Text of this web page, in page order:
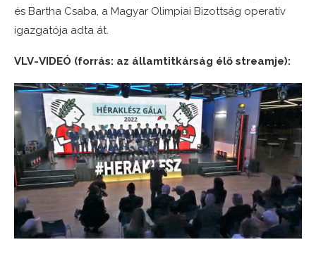
és Bartha Csaba, a Magyar Olimpiai Bizottság operatív
igazgatója adta át.
VLV-VIDEÓ (forrás: az államtitkárság élő streamje):